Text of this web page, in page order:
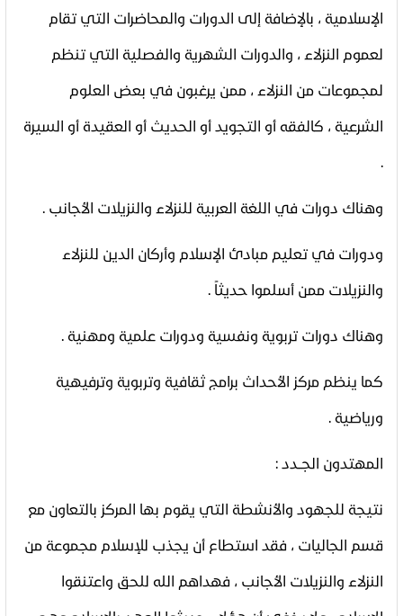
الإسلامية ، بالإضافة إلى الدورات والمحاضرات التي تقام
لعموم النزلاء ، والدورات الشهرية والفصلية التي تنظم
لمجموعات من النزلاء ، ممن يرغبون في بعض العلوم
الشرعية ، كالفقه أو التجويد أو الحديث أو العقيدة أو السيرة
وهناك دورات في اللغة العربية للنزلاء والنزيلات الأجانب .
ودورات في تعليم مبادئ الإسلام وأركان الدين للنزلاء
والنزيلات ممن أسلموا حديثاً .
وهناك دورات تربوية ونفسية ودورات علمية ومهنية .
كما ينظم مركز الأحداث برامج ثقافية وتربوية وترفيهية
ورياضية .
المهتدون الجــدد :
نتيجة للجهود والأنشطة التي يقوم بها المركز بالتعاون مع
قسم الجاليات ، فقد استطاع أن يجذب للإسلام مجموعة من
النزلاء والنزيلات الأجانب ، فهداهم الله للحق واعتنقوا